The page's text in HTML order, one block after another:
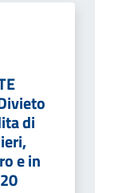
di
e in